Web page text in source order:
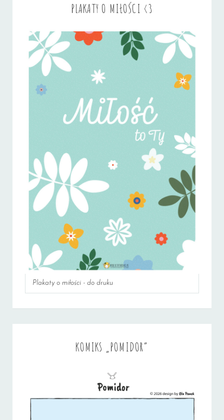
PLAKATY O MIŁOŚCI <3
Plakaty o miłości - do druku
KOMIKS „POMIDOR”